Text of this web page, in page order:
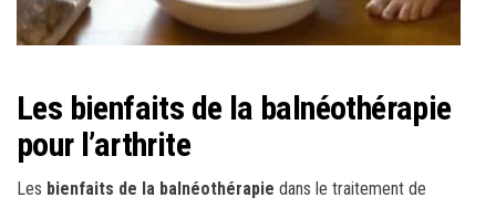
Les bienfaits de la balnéothérapie
pour l’arthrite
Les bienfaits de la balnéothérapie dans le traitement de